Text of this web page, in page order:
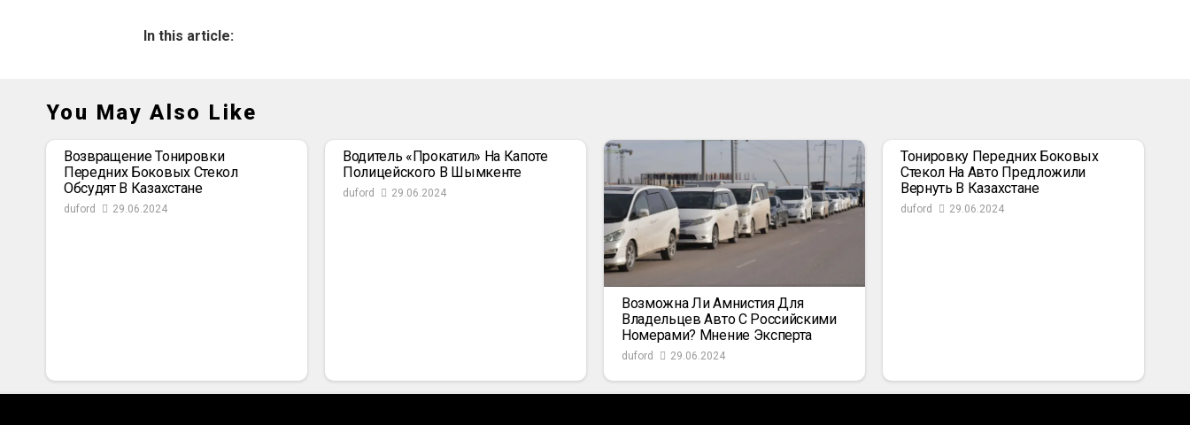
In this article:
You May Also Like
Возвращение Тонировки
Передних Боковых Стекол
Обсудят В Казахстане
duford 29.06.2024
Водитель «прокатил» На Капоте
Полицейского В Шымкенте
duford 29.06.2024
Возможна Ли Амнистия Для
Владельцев Авто С Российскими
Номерами? Мнение Эксперта
duford 29.06.2024
Тонировку Передних Боковых
Стекол На Авто Предложили
Вернуть В Казахстане
duford 29.06.2024